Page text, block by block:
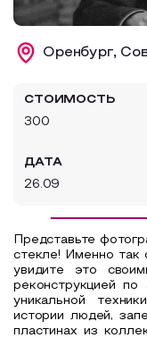
Образовательный
Аттестованные
Все маршруты
Оренбург,
СТОИМОСТЬ
300
ДАТА
26.09
Представьте
стекле! Именно так
увидите это
реконструкцией
уникальной
истории людей,
пластинах из